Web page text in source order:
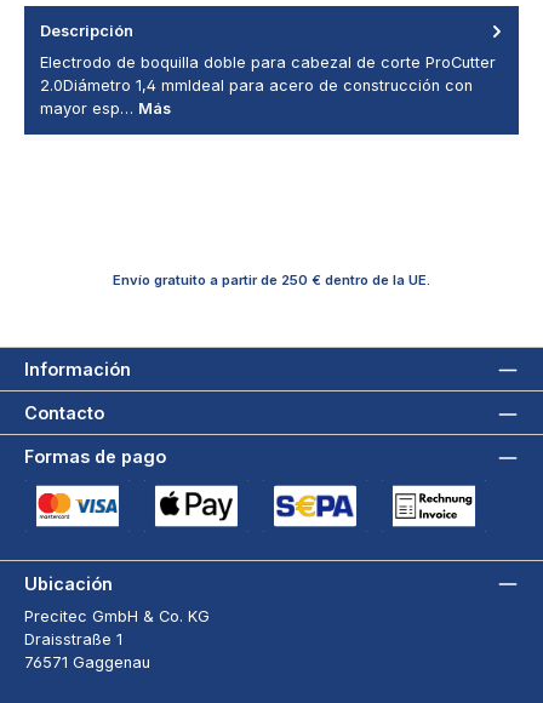
Descripción
Electrodo de boquilla doble para cabezal de corte ProCutter
2.0Diámetro 1,4 mmIdeal para acero de construcción con
mayor esp… Más
Envío gratuito a partir de 250 € dentro de la UE.
Información
Contacto
Formas de pago
Ubicación
Precitec GmbH & Co. KG
Draisstraße 1
76571 Gaggenau